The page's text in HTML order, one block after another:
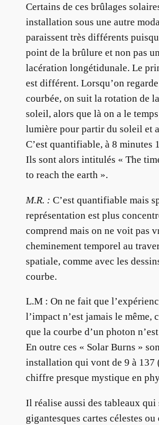
Certains de ces brûlages
installation sous une autre
paraissent très différents
point de la brûlure et non pas
lacération longétidunale. Le
est différent. Lorsqu’on
courbée, on suit la rotation de
soleil, alors que là on a le
lumière pour partir du soleil et
C’est quantifiable, à 8 minutes
Ils sont alors intitulés « The
to reach the earth ».
M.R. : C’est quantifiable mais
représentation est plus
comprend mais on ne voit pas
cheminement temporel au
spatiale, comme avec les
courbe.
L.M : On ne fait que
l’impact n’est jamais le même,
que la courbe d’un photon
En outre ces « Solar Burns »
installation qui vont de 9 à 137
chiffre presque mystique en
Il réalise aussi des tableaux qui
gigantesques cartes célestes